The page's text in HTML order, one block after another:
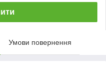
Умови повернення